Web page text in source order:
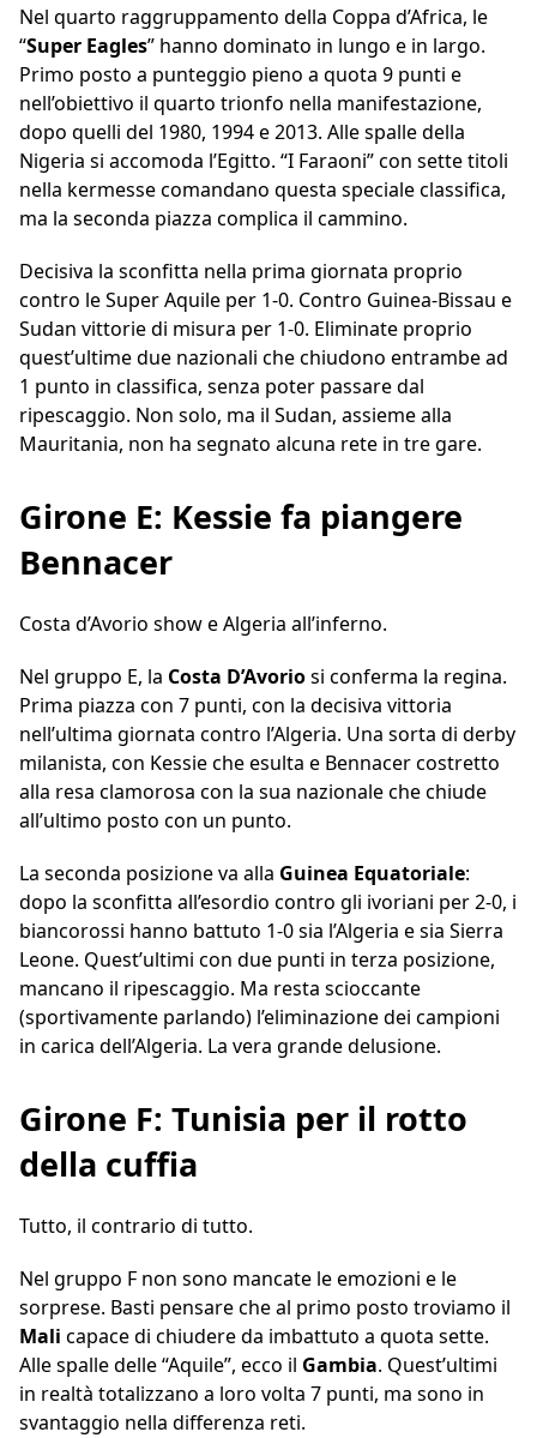
Nel quarto raggruppamento della Coppa d’Africa, le
“Super Eagles” hanno dominato in lungo e in largo.
Primo posto a punteggio pieno a quota 9 punti e
nell’obiettivo il quarto trionfo nella manifestazione,
dopo quelli del 1980, 1994 e 2013. Alle spalle della
Nigeria si accomoda l’Egitto. “I Faraoni” con sette titoli
nella kermesse comandano questa speciale classifica,
ma la seconda piazza complica il cammino.
Decisiva la sconfitta nella prima giornata proprio
contro le Super Aquile per 1-0. Contro Guinea-Bissau e
Sudan vittorie di misura per 1-0. Eliminate proprio
quest’ultime due nazionali che chiudono entrambe ad
1 punto in classifica, senza poter passare dal
ripescaggio. Non solo, ma il Sudan, assieme alla
Mauritania, non ha segnato alcuna rete in tre gare.
Girone E: Kessie fa piangere
Bennacer
Costa d’Avorio show e Algeria all’inferno.
Nel gruppo E, la Costa D’Avoriosi conferma la regina.
Prima piazza con 7 punti, con la decisiva vittoria
nell’ultima giornata contro l’Algeria. Una sorta di derby
milanista, con Kessie che esulta e Bennacer costretto
alla resa clamorosa con la sua nazionale che chiude
all’ultimo posto con un punto.
La seconda posizione va alla Guinea Equatoriale:
dopo la sconfitta all’esordio contro gli ivoriani per 2-0, i
biancorossi hanno battuto 1-0 sia l’Algeria e sia Sierra
Leone. Quest’ultimi con due punti in terza posizione,
mancano il ripescaggio. Ma resta scioccante
(sportivamente parlando) l’eliminazione dei campioni
in carica dell’Algeria. La vera grande delusione.
Girone F: Tunisia per il rotto
della cuffia
Tutto, il contrario di tutto.
Nel gruppo F non sono mancate le emozioni e le
sorprese. Basti pensare che al primo posto troviamo il
Mali capace di chiudere da imbattuto a quota sette.
Alle spalle delle “Aquile”, ecco il Gambia. Quest’ultimi
in realtà totalizzano a loro volta 7 punti, ma sono in
svantaggio nella differenza reti.